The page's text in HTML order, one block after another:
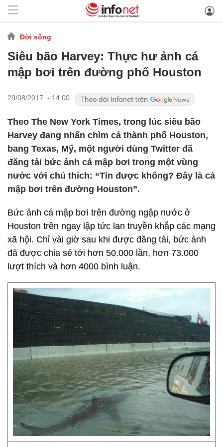
Đời sống
Siêu bão Harvey: Thực hư ảnh cá
mập bơi trên đường phố Houston
29/08/2017 - 14:00
Theo The New York Times, trong lúc siêu bão
Harvey đang nhấn chìm cả thành phố Houston,
bang Texas, Mỹ, một người dùng Twitter đã
đăng tải bức ảnh cá mập bơi trong một vùng
nước với chú thích: “Tin được không? Đây là cá
mập bơi trên đường Houston”.
Bức ảnh cá mập bơi trên đường ngập nước ở
Houston trên ngay lập tức lan truyền khắp các mạng
xã hội. Chỉ vài giờ sau khi được đăng tải, bức ảnh
đã được chia sẻ tới hơn 50.000 lần, hơn 73.000
lượt thích và hơn 4000 bình luận.